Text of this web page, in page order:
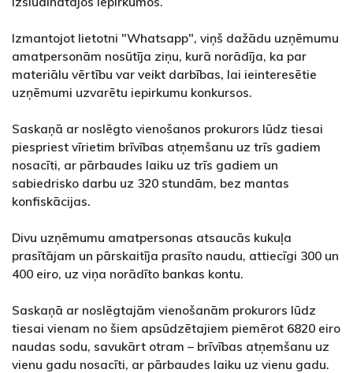
Izmantojot lietotni "Whatsapp", viņš dažādu uzņēmumu
amatpersonām nosūtīja ziņu, kurā norādīja, ka par
materiālu vērtību var veikt darbības, lai ieinteresētie
uzņēmumi uzvarētu iepirkumu konkursos.
Saskaņā ar noslēgto vienošanos prokurors lūdz tiesai
piespriest vīrietim brīvības atņemšanu uz trīs gadiem
nosacīti, ar pārbaudes laiku uz trīs gadiem un
sabiedrisko darbu uz 320 stundām, bez mantas
konfiskācijas.
Divu uzņēmumu amatpersonas atsaucās kukuļa
prasītājam un pārskaitīja prasīto naudu, attiecīgi 300 un
400 eiro, uz viņa norādīto bankas kontu.
Saskaņā ar noslēgtajām vienošanām prokurors lūdz
tiesai vienam no šiem apsūdzētajiem piemērot 6820 eiro
naudas sodu, savukārt otram – brīvības atņemšanu uz
vienu gadu nosacīti, ar pārbaudes laiku uz vienu gadu.